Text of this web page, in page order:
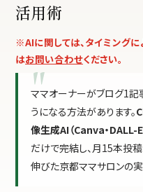
活用術
※AIに関しては、タイミングに
はお問い合わせください。
ママオーナーがブログ1記
うになる方法があります。
像生成AI（Canva・DALL-
だけで完結し、月15本投
伸びた京都ママサロンの実